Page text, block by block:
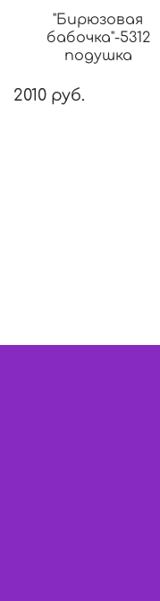
"Бирюзовая
бабочка"-5312
подушка
2010 руб.